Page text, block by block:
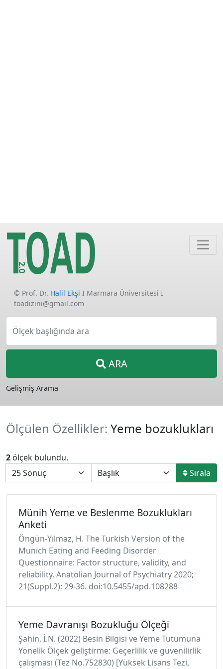
© Prof. Dr. Halil Ekşi I Marmara Üniversitesi I
toadizini@gmail.com
Ölçek başlığında ara
ARA
Gelişmiş Arama
Ölçülen Özellikler: Yeme bozuklukları
2 ölçek bulundu.
Sırala
Münih Yeme ve Beslenme Bozuklukları
Anketi
Öngün-Yılmaz, H. The Turkish Version of the
Munich Eating and Feeding Disorder
Questionnaire: Factor structure, validity, and
reliability. Anatolian Journal of Psychiatry 2020;
21(Suppl.2): 29-36. doi:10.5455/apd.108288
Yeme Davranışı Bozukluğu Ölçeği
Şahin, İ.N. (2022) Besin Bilgisi ve Yeme Tutumuna
Yönelik Ölçek geliştirme: Geçerlilik ve güvenilirlik
çalışması (Tez No.752830) [Yüksek Lisans Tezi,